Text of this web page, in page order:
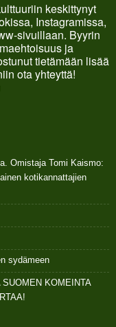
keskittynyt
Instagramissa,
sivuillaan. Byyrin
ja
tietämään lisää
ota yhteyttä!
Omistaja Tomi Kaismo:
kotikannattajien
sydämeen
KOMEINTA